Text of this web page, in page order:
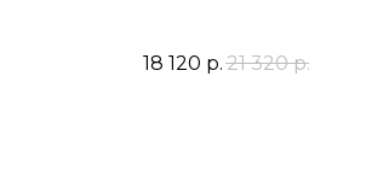
18 120 р. 21 320 р.